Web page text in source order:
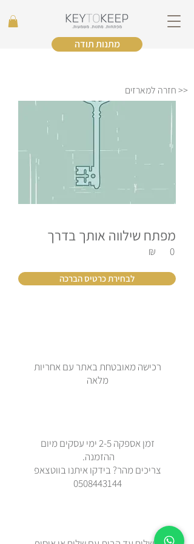
מתנות תודה
<< חזרה למארזים
מפתח שילווה אותך בדרך
0
₪
לבחירת כרטיס הברכה
רכישה מאובטחת באתר עם אחריות
מלאה
זמן אספקה 2-5 ימי עסקים מיום
ההזמנה.
צריכים מהר? בידקו איתנו בווטצאפ
0508443144